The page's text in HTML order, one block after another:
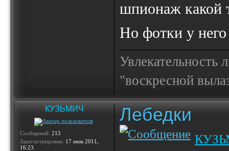
шпионаж какой
Но фотки у
Увлекательность
"воскресной
КУЗЬМИЧ
Сообщений: 215
Зарегистрирован: 17 июн 2011,
16:23
Лебедки